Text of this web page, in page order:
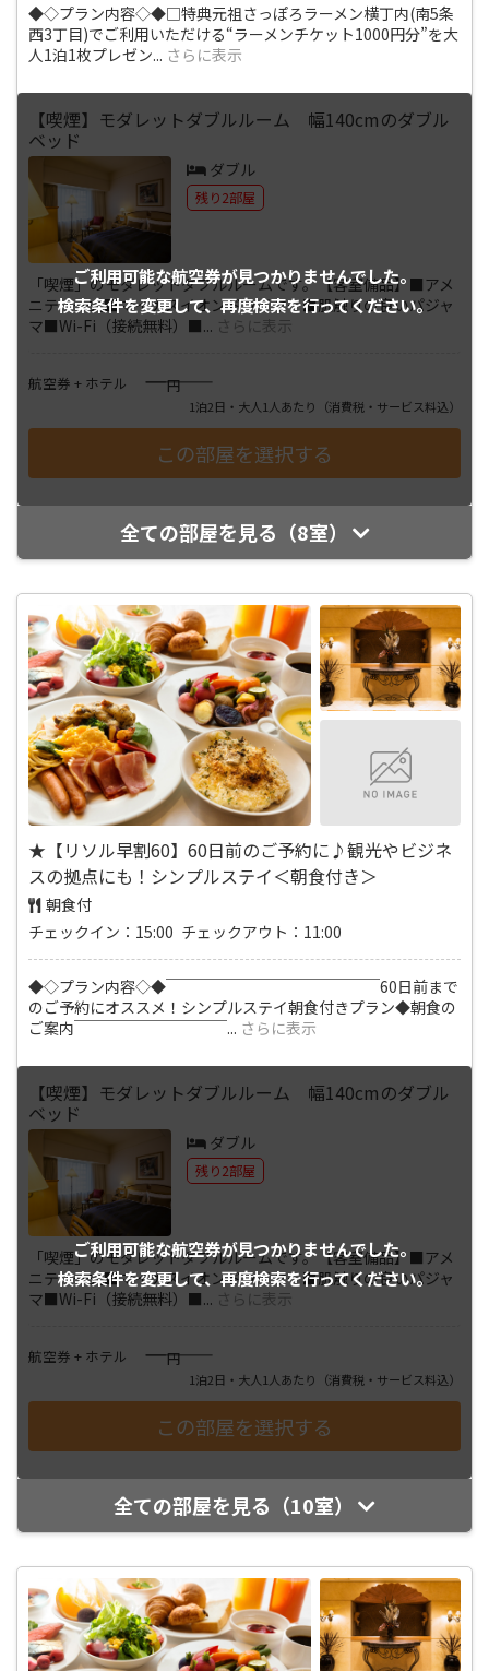
◆◇プラン内容◇◆□特典元祖さっぽろラーメン横丁内(南5条
西3丁目)でご利用いただける“ラーメンチケット1000円分”を大
人1泊1枚プレゼン... さらに表示
ご利用可能な航空券が見つかりませんでした。
検索条件を変更して、再度検索を行ってください。
【喫煙】モダレットダブルルーム 幅140cmのダブル
ベッド
ダブル
残り2部屋
「喫煙」のモダレットダブルルームです。【客室備品】■アメ
ニティ一式■マイナスイオンドライヤー■肌触りの良いパジャ
マ■Wi-Fi（接続無料）■... さらに表示
航空券 + ホテル ――――円
1泊2日・大人1人あたり （消費税・サービス料込）
全ての部屋を見る（8室）
★【リソル早割60】60日前のご予約に♪観光やビジネ
スの拠点にも！シンプルステイ＜朝食付き＞
朝食付
チェックイン：15:00 チェックアウト：11:00
◆◇プラン内容◇◆￣￣￣￣￣￣￣￣￣￣￣￣￣￣60日前まで
のご予約にオススメ！シンプルステイ朝食付きプラン◆朝食の
ご案内￣￣￣￣￣￣￣￣￣￣... さらに表示
ご利用可能な航空券が見つかりませんでした。
検索条件を変更して、再度検索を行ってください。
【喫煙】モダレットダブルルーム 幅140cmのダブル
ベッド
ダブル
残り2部屋
「喫煙」のモダレットダブルルームです。【客室備品】■アメ
ニティ一式■マイナスイオンドライヤー■肌触りの良いパジャ
マ■Wi-Fi（接続無料）■... さらに表示
航空券 + ホテル ――――円
1泊2日・大人1人あたり （消費税・サービス料込）
全ての部屋を見る（10室）